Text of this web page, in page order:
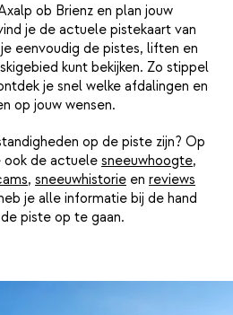
ob Brienz en plan jouw
je de actuele pistekaart van
eenvoudig de pistes, liften en
kunt bekijken. Zo stippel
je snel welke afdalingen en
op jouw wensen.
op de piste zijn? Op
ook de actuele sneeuwhoogte,
, sneeuwhistorie en reviews
je alle informatie bij de hand
piste op te gaan.